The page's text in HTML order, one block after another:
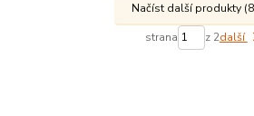
Načíst další produkty
strana z 2další